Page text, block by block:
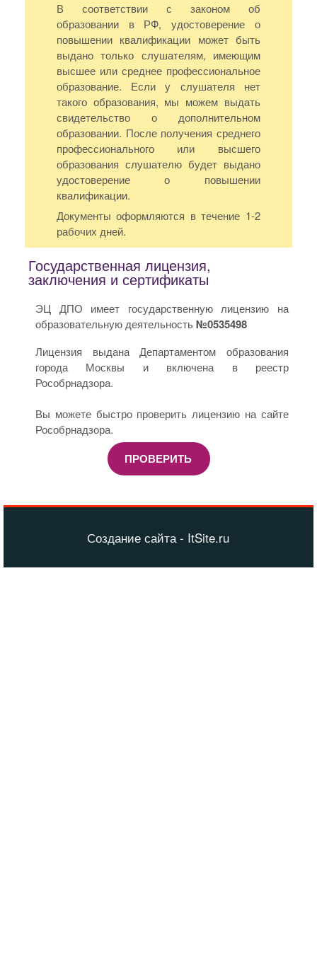
В соответствии с законом об
образовании в РФ, удостоверение о
повышении квалификации может быть
выдано только слушателям, имеющим
высшее или среднее профессиональное
образование. Если у слушателя нет
такого образования, мы можем выдать
свидетельство о дополнительном
образовании. После получения среднего
профессионального или высшего
образования слушателю будет выдано
удостоверение о повышении
квалификации.
Документы оформляются в течение 1-2
рабочих дней.
Государственная лицензия,
заключения и сертификаты
ЭЦ ДПО имеет государственную лицензию на
образовательную деятельность№0535498
Лицензия выдана Департаментом образования
города Москвы и включена в реестр
Рособрнадзора.
Вы можете быстро проверить лицензию на сайте
Рособрнадзора.
ПРОВЕРИТЬ
Создание сайта - ItSite.ru